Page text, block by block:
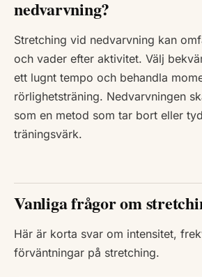
nedvarvning?
Stretching vid nedvarvning kan
och vader efter aktivitet. Välj
ett lugnt tempo och behandla
rörlighetsträning. Nedvarvningen
som en metod som tar bort eller
träningsvärk.
Vanliga frågor om
Här är korta svar om intensitet,
förväntningar på stretching.